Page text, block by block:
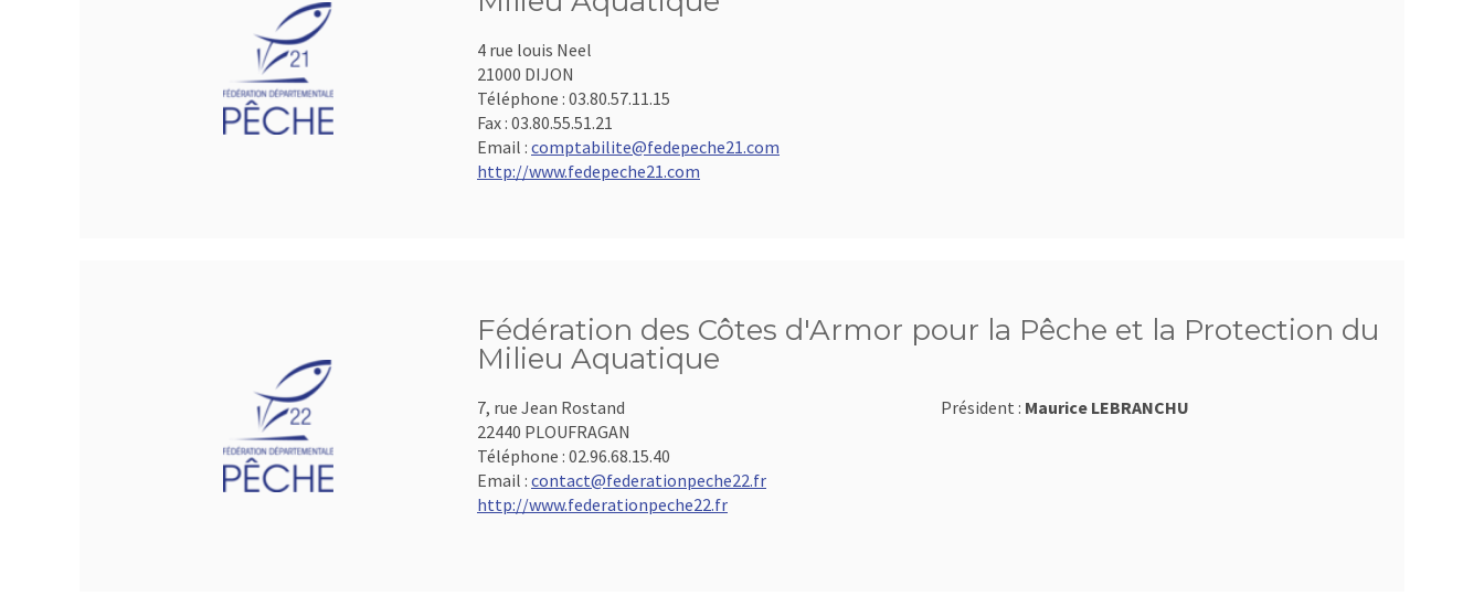
4 rue louis Neel
21000 DIJON
Téléphone : 03.80.57.11.15
Fax : 03.80.55.51.21
Email : comptabilite@fedepeche21.com
http://www.fedepeche21.com
Fédération des Côtes d'Armor pour la Pêche et la Protection du
Milieu Aquatique
7, rue Jean Rostand
22440 PLOUFRAGAN
Téléphone : 02.96.68.15.40
Email : contact@federationpeche22.fr
http://www.federationpeche22.fr
Président : Maurice LEBRANCHU